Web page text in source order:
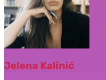
Jelena Kalinić